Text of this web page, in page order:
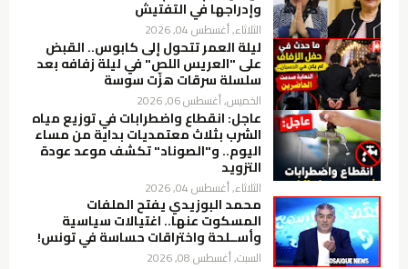
وإدراجها في التفتيش
الثلاثاء, أغسطس 04, 2026
ليلة العمر تتحول إلى كابوس.. القبض
على "العريس اللص" في ليلة زفافه بعد
سلسلة سرقات هزّت سوسة
الخميس, أغسطس 06, 2026
عاجل: انقطاع واضطرابات في توزيع مياه
الشرب بثلاث معتمديات بداية من مساء
اليوم.. و"الصوناد" تكشف موعد عودة
التزويد
الثلاثاء, أغسطس 04, 2026
محمد البوزيدي يفتح الملفات
المسكوت عنها.. اغتيالات سياسية
وأســلحة واختراقات حساسة في تونس!
السبت, أغسطس 08, 2026